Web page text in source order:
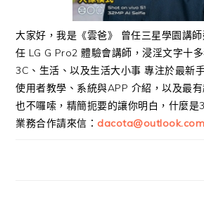
大家好，我是《雲爸》 曾任三星學園講
任 LG G Pro2 體驗會講師，浸淫文字十
3C、生活、以及生活大小事 專注於最新
使用者教學、系統與APP 介紹，以及最
也不囉嗦，精簡扼要的讓你明白，什麼是
業務合作請來信： dacota@outlook.com